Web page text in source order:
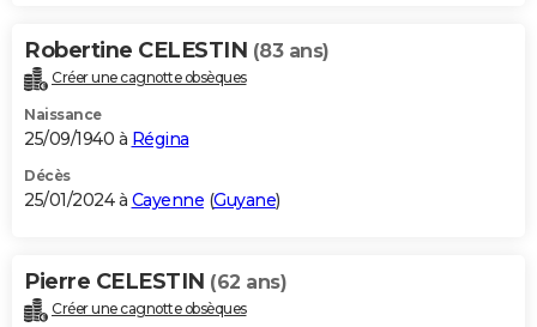
Robertine CELESTIN (83 ans)
Créer une cagnotte obsèques
Naissance
25/09/1940 à Régina
Décès
25/01/2024 à Cayenne (Guyane)
Pierre CELESTIN (62 ans)
Créer une cagnotte obsèques